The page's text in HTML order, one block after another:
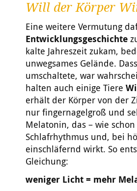
Will der Körper
Eine weitere Vermutung
Entwicklungsgeschichte
kalte Jahreszeit zukam,
unwegsames Gelände.
umschaltete, war
halten auch einige Tiere
erhält der Körper von der
nur fingernagelgroß und
Melatonin, das – wie
Schlaf­rhythmus und, bei
einschläfernd wirkt. So
Gleichung:
weniger Licht = mehr